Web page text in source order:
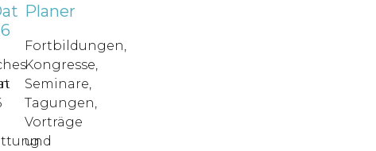
Planer
Fortbildungen,
Kongresse,
Seminare,
Tagungen,
Vorträge
und